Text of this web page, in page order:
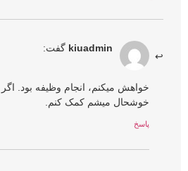
kiuadmin گفت:
خواهش میکنم، انجام وظیفه بود.
خوشحال میشم کمک کنم.
پاسخ